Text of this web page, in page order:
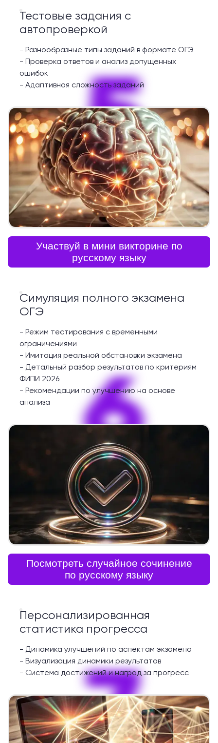
5
Тестовые задания с
автопроверкой
- Разнообразные типы заданий в формате ОГЭ
- Проверка ответов и анализ допущенных
ошибок
- Адаптивная сложность заданий
Участвуй в мини викторине по
русскому языку
6
Симуляция полного экзамена
ОГЭ
- Режим тестирования с временными
ограничениями
- Имитация реальной обстановки экзамена
- Детальный разбор результатов по критериям
ФИПИ 2026
- Рекомендации по улучшению на основе
анализа
Посмотреть случайное сочинение
по русскому языку
7
Персонализированная
статистика прогресса
- Динамика улучшений по аспектам экзамена
- Визуализация динамики результатов
- Система достижений и наград за прогресс